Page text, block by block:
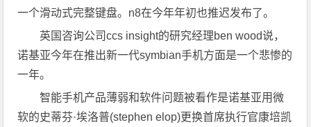
一个滑动式完整键盘。n8在今年年初也推迟发布了。
英国咨询公司ccs insight的研究经理ben wood说，
诺基亚今年在推出新一代symbian手机方面是一个悲惨的
一年。
智能手机产品薄弱和软件问题被看作是诺基亚用微
软的史蒂芬·埃洛普(stephen elop)更换首席执行官康培凯